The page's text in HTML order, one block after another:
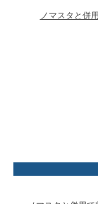
ノマスタと併